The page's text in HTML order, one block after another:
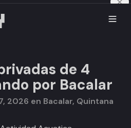
de 4
por Bacalar